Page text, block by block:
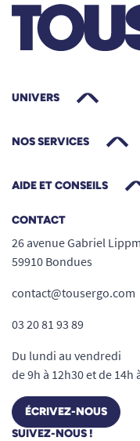
l’ensemble de
nos solutions
l’incontinence.
UNIVERS
NOS SERVICES
AIDE ET CONSEILS
CONTACT
26 avenue Gabriel
59910 Bondues
contact@tousergo.com
03 20 81 93 89
Du lundi au vendredi
de 9h à 12h30 et de 14h
ÉCRIVEZ-NOUS
SUIVEZ-NOUS !